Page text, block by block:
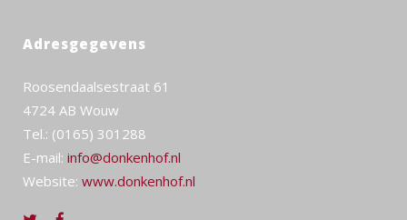
Adresgegevens
Roosendaalsestraat 61
4724 AB Wouw
Tel.: (0165) 301288
E-mail: info@donkenhof.nl
Website: www.donkenhof.nl